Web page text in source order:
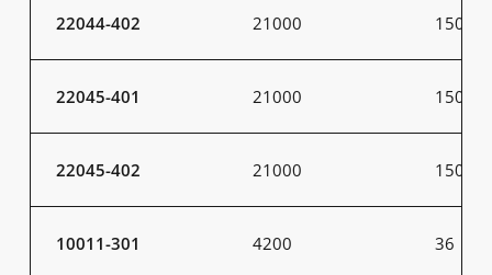
22044-402 21000 150
22045-401 21000 150
22045-402 21000 150
10011-301 4200 36